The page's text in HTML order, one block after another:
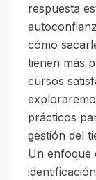
respuesta
cómo
tienen más
cursos
prácticos
gestión del
Un enfoque